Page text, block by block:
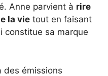
Anne parvient à rire
la vie tout en faisant
constitue sa marque
des émissions